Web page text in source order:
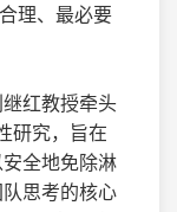
理、最必要
红教授牵头
研究，旨在
全地免除淋
思考的核心